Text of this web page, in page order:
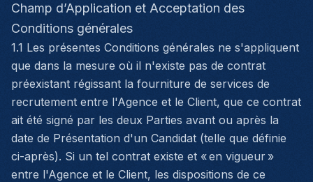
Champ d’Application et Acceptation des
Conditions générales
1.1 Les présentes Conditions générales ne s'appliquent
que dans la mesure où il n'existe pas de contrat
préexistant régissant la fourniture de services de
recrutement entre l'Agence et le Client, que ce contrat
ait été signé par les deux Parties avant ou après la
date de Présentation d'un Candidat (telle que définie
ci-après). Si un tel contrat existe et « en vigueur »
entre l'Agence et le Client, les dispositions de ce